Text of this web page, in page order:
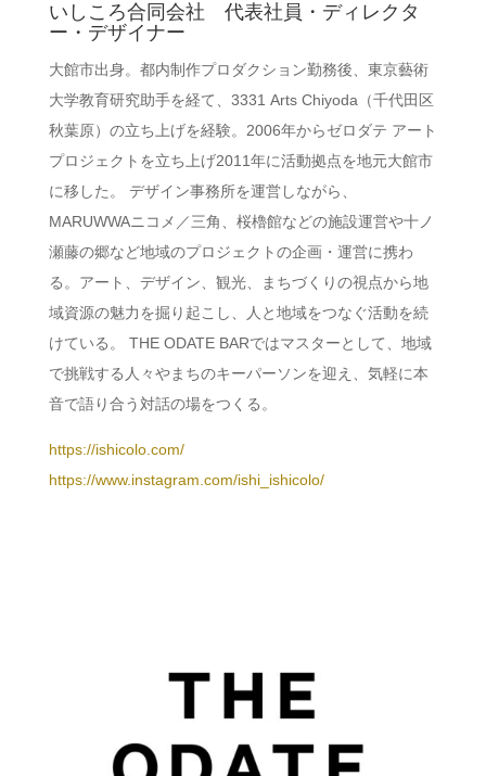
いしころ合同会社 代表社員・ディレクタ
ー・デザイナー
大館市出身。都内制作プロダクション勤務後、東京藝術
大学教育研究助手を経て、3331 Arts Chiyoda（千代田区
秋葉原）の立ち上げを経験。2006年からゼロダテ アート
プロジェクトを立ち上げ2011年に活動拠点を地元大館市
に移した。 デザイン事務所を運営しながら、
MARUWWAニコメ／三角、桜櫓館などの施設運営や十ノ
瀬藤の郷など地域のプロジェクトの企画・運営に携わ
る。アート、デザイン、観光、まちづくりの視点から地
域資源の魅力を掘り起こし、人と地域をつなぐ活動を続
けている。 THE ODATE BARではマスターとして、地域
で挑戦する人々やまちのキーパーソンを迎え、気軽に本
音で語り合う対話の場をつくる。
https://ishicolo.com/
https://www.instagram.com/ishi_ishicolo/